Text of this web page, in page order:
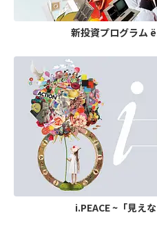
新投資プログラム
i.PEACE ~「見え